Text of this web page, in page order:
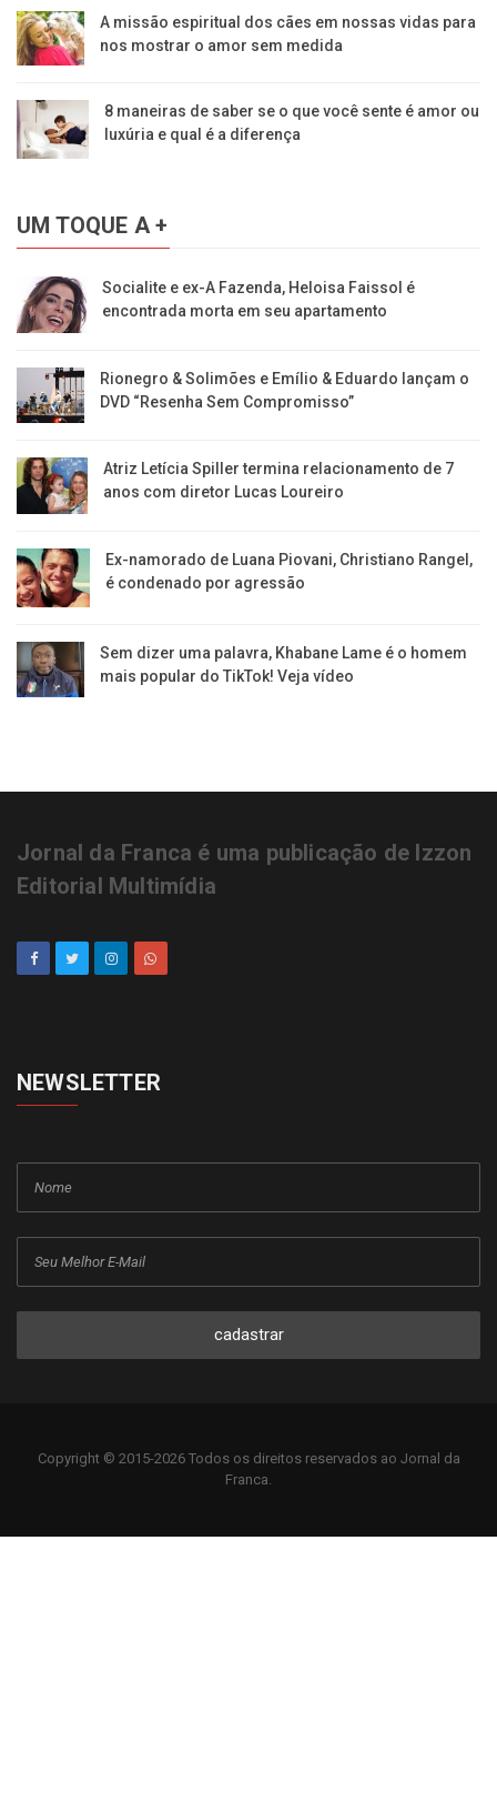
A missão espiritual dos cães em nossas vidas para
nos mostrar o amor sem medida
8 maneiras de saber se o que você sente é amor ou
luxúria e qual é a diferença
UM TOQUE A +
Socialite e ex-A Fazenda, Heloisa Faissol é
encontrada morta em seu apartamento
Rionegro & Solimões e Emílio & Eduardo lançam o
DVD “Resenha Sem Compromisso”
Atriz Letícia Spiller termina relacionamento de 7
anos com diretor Lucas Loureiro
Ex-namorado de Luana Piovani, Christiano Rangel,
é condenado por agressão
Sem dizer uma palavra, Khabane Lame é o homem
mais popular do TikTok! Veja vídeo
Jornal da Franca é uma publicação de Izzon
Editorial Multimídia
NEWSLETTER
cadastrar
Copyright © 2015-2026 Todos os direitos reservados ao Jornal da
Franca.